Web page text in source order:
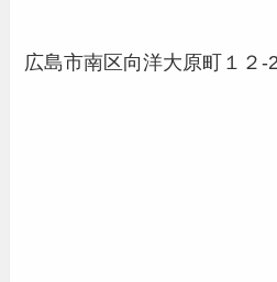
広島市南区向洋大原町１２-2